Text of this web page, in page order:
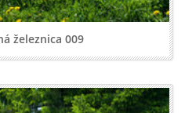
železnica 009